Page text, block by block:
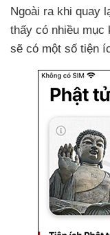
Ngoài ra khi quay
thấy có nhiều mục
sẽ có một số tiện